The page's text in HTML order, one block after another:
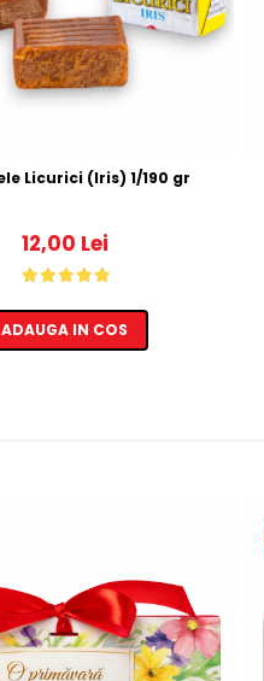
Caramele Licurici (Iris) 1/190 gr
12,00 Lei
ADAUGA IN COS